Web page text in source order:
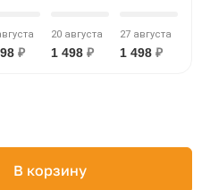
₽
20 августа
1 498 ₽
27 августа
1 498 ₽
В корзину